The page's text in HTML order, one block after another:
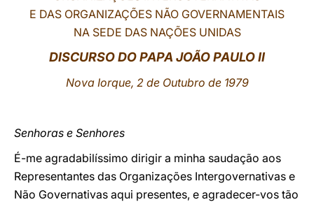
E DAS ORGANIZAÇÕES NÃO GOVERNAMENTAIS
NA SEDE DAS NAÇÕES UNIDAS
DISCURSO DO PAPA JOÃO PAULO II
Nova Iorque, 2 de Outubro de 1979
Senhoras e Senhores
É-me agradabilíssimo dirigir a minha saudação aos
Representantes das Organizações Intergovernativas e
Não Governativas aqui presentes, e agradecer-vos tão